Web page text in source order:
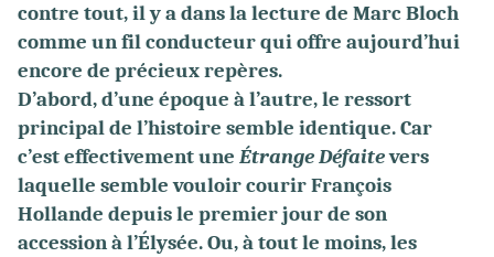
contre tout, il y a dans la lecture de Marc Bloch
comme un fil conducteur qui offre aujourd’hui
encore de précieux repères.
D’abord, d’une époque à l’autre, le ressort
principal de l’histoire semble identique. Car
c’est effectivement une Étrange Défaitevers
laquelle semble vouloir courir François
Hollande depuis le premier jour de son
accession à l’Élysée. Ou, à tout le moins, les